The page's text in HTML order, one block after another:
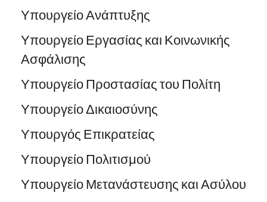
Υπουργείο Ανάπτυξης
Υπουργείο Εργασίας και Κοινωνικής
Ασφάλισης
Υπουργείο Προστασίας του Πολίτη
Υπουργείο Δικαιοσύνης
Υπουργός Επικρατείας
Υπουργείο Πολιτισμού
Υπουργείο Μετανάστευσης και Ασύλου